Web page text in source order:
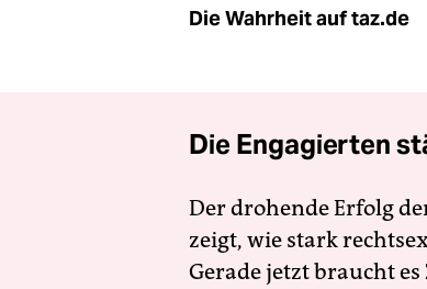
Die Wahrheit auf taz.de
Die Engagierten
Der drohende Erfolg
zeigt, wie stark
Gerade jetzt braucht